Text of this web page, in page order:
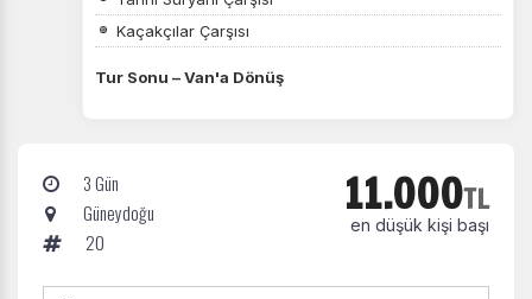
Kaçakçılar Çarşısı
Tur Sonu – Van'a Dönüş
3 Gün
Güneydoğu
20
11.000TL
en düşük kişi başı